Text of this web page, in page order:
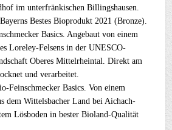
im unterfränkischen Billingshausen.
Bestes Bioprodukt 2021 (Bronze).
Basics. Angebaut von einem
Loreley-Felsens in der UNESCO-
Oberes Mittelrheintal. Direkt am
und verarbeitet.
Feinschmecker Basics. Von einem
dem Wittelsbacher Land bei Aichach-
Lösboden in bester Bioland-Qualität